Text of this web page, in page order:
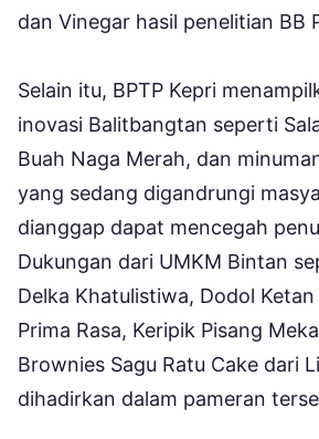
dan Vinegar hasil penelitian BB
Selain itu, BPTP Kepri
inovasi Balitbangtan seperti
Buah Naga Merah, dan
yang sedang digandrungi
dianggap dapat mencegah
Dukungan dari UMKM Bintan
Delka Khatulistiwa, Dodol Ketan
Prima Rasa, Keripik Pisang
Brownies Sagu Ratu Cake dari
dihadirkan dalam pameran